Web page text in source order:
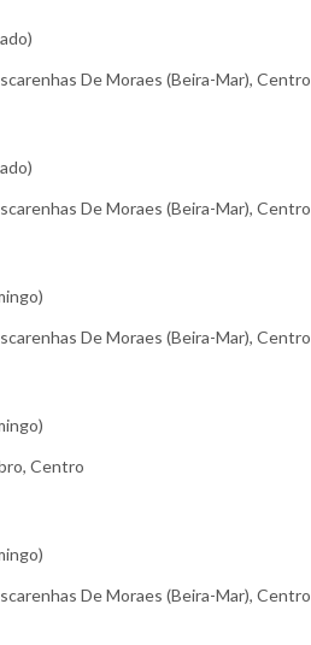
De Moraes (Beira-Mar), Centro
De Moraes (Beira-Mar), Centro
De Moraes (Beira-Mar), Centro
Centro
De Moraes (Beira-Mar), Centro